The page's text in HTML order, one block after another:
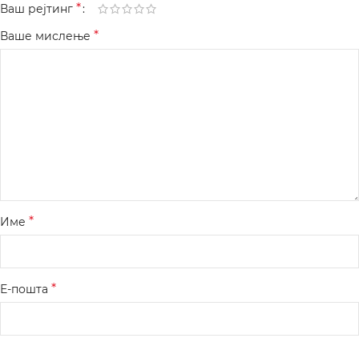
Ваш рејтинг *
Ваше мислење *
Име *
Е-пошта *